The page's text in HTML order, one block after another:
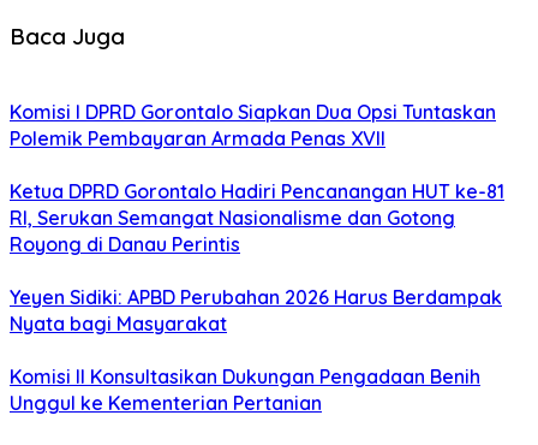
Baca Juga
Komisi I DPRD Gorontalo Siapkan Dua Opsi Tuntaskan
Polemik Pembayaran Armada Penas XVII
Ketua DPRD Gorontalo Hadiri Pencanangan HUT ke-81
RI, Serukan Semangat Nasionalisme dan Gotong
Royong di Danau Perintis
Yeyen Sidiki: APBD Perubahan 2026 Harus Berdampak
Nyata bagi Masyarakat
Komisi II Konsultasikan Dukungan Pengadaan Benih
Unggul ke Kementerian Pertanian